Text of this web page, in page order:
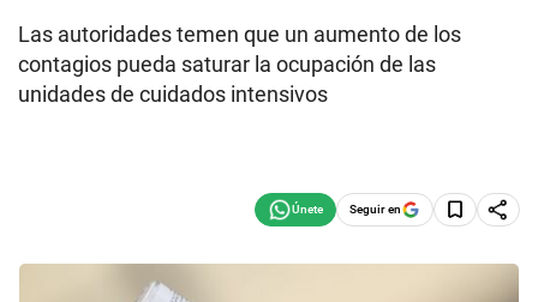
Las autoridades temen que un aumento de los
contagios pueda saturar la ocupación de las
unidades de cuidados intensivos
Seguir en